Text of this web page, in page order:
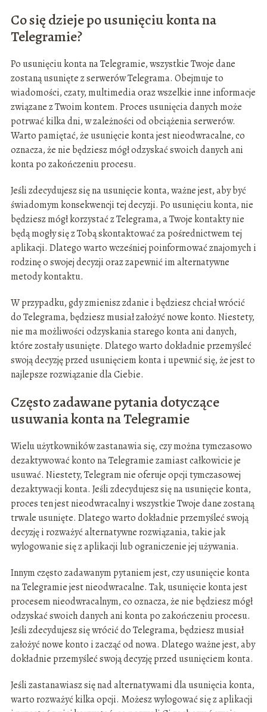
Co się dzieje po usunięciu konta na
Telegramie?
Po usunięciu konta na Telegramie, wszystkie Twoje dane
zostaną usunięte z serwerów Telegrama. Obejmuje to
wiadomości, czaty, multimedia oraz wszelkie inne informacje
związane z Twoim kontem. Proces usunięcia danych może
potrwać kilka dni, w zależności od obciążenia serwerów.
Warto pamiętać, że usunięcie konta jest nieodwracalne, co
oznacza, że nie będziesz mógł odzyskać swoich danych ani
konta po zakończeniu procesu.
Jeśli zdecydujesz się na usunięcie konta, ważne jest, aby być
świadomym konsekwencji tej decyzji. Po usunięciu konta, nie
będziesz mógł korzystać z Telegrama, a Twoje kontakty nie
będą mogły się z Tobą skontaktować za pośrednictwem tej
aplikacji. Dlatego warto wcześniej poinformować znajomych i
rodzinę o swojej decyzji oraz zapewnić im alternatywne
metody kontaktu.
W przypadku, gdy zmienisz zdanie i będziesz chciał wrócić
do Telegrama, będziesz musiał założyć nowe konto. Niestety,
nie ma możliwości odzyskania starego konta ani danych,
które zostały usunięte. Dlatego warto dokładnie przemyśleć
swoją decyzję przed usunięciem konta i upewnić się, że jest to
najlepsze rozwiązanie dla Ciebie.
Często zadawane pytania dotyczące
usuwania konta na Telegramie
Wielu użytkowników zastanawia się, czy można tymczasowo
dezaktywować konto na Telegramie zamiast całkowicie je
usuwać. Niestety, Telegram nie oferuje opcji tymczasowej
dezaktywacji konta. Jeśli zdecydujesz się na usunięcie konta,
proces ten jest nieodwracalny i wszystkie Twoje dane zostaną
trwale usunięte. Dlatego warto dokładnie przemyśleć swoją
decyzję i rozważyć alternatywne rozwiązania, takie jak
wylogowanie się z aplikacji lub ograniczenie jej używania.
Innym często zadawanym pytaniem jest, czy usunięcie konta
na Telegramie jest nieodwracalne. Tak, usunięcie konta jest
procesem nieodwracalnym, co oznacza, że nie będziesz mógł
odzyskać swoich danych ani konta po zakończeniu procesu.
Jeśli zdecydujesz się wrócić do Telegrama, będziesz musiał
założyć nowe konto i zacząć od nowa. Dlatego ważne jest, aby
dokładnie przemyśleć swoją decyzję przed usunięciem konta.
Jeśli zastanawiasz się nad alternatywami dla usunięcia konta,
warto rozważyć kilka opcji. Możesz wylogować się z aplikacji